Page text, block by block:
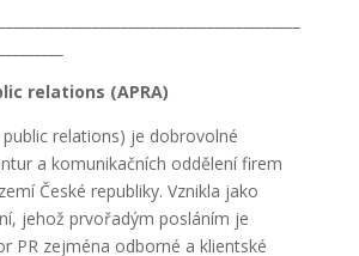
relations (APRA)
public relations) je dobrovolné
a komunikačních oddělení firem
České republiky. Vznikla jako
jehož prvořadým posláním je
PR zejména odborné a klientské